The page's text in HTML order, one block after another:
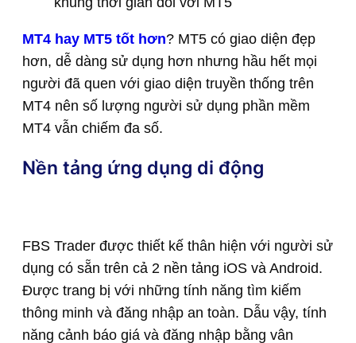
MT4 hay MT5 tốt hơn? MT5 có giao diện đẹp
hơn, dễ dàng sử dụng hơn nhưng hầu hết mọi
người đã quen với giao diện truyền thống trên
MT4 nên số lượng người sử dụng phần mềm
MT4 vẫn chiếm đa số.
Nền tảng ứng dụng di động
FBS Trader được thiết kế thân hiện với người sử
dụng có sẵn trên cả 2 nền tảng iOS và Android.
Được trang bị với những tính năng tìm kiếm
thông minh và đăng nhập an toàn. Dẫu vậy, tính
năng cảnh báo giá và đăng nhập bằng vân